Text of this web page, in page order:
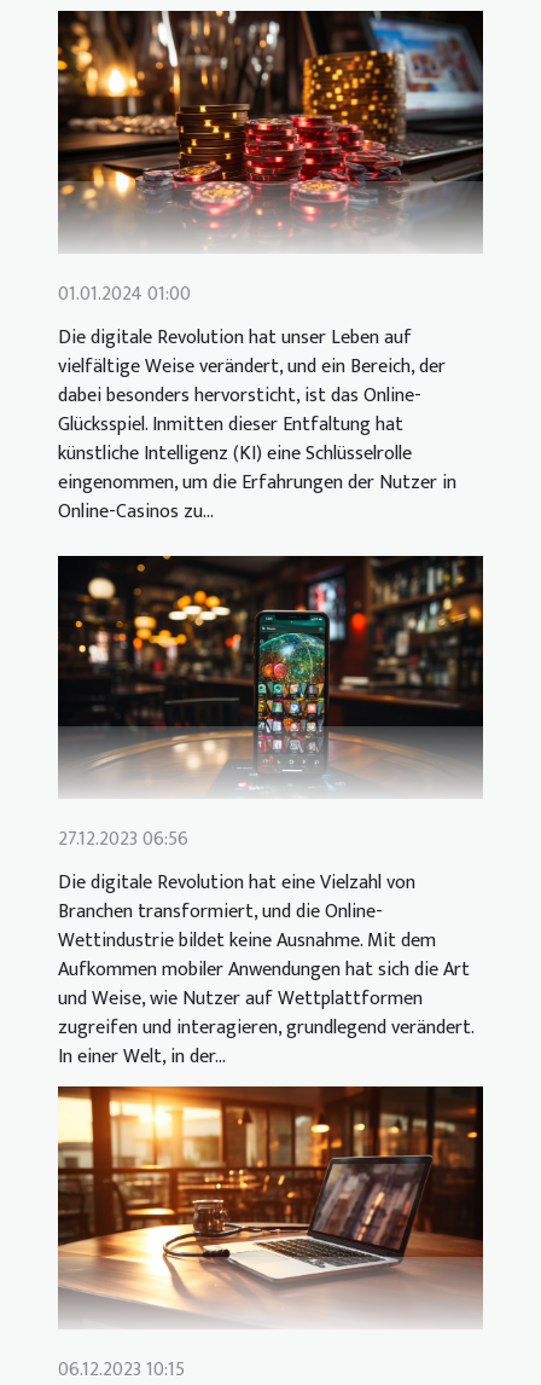
01.01.2024 01:00
Die digitale Revolution hat unser Leben auf
vielfältige Weise verändert, und ein Bereich, der
dabei besonders hervorsticht, ist das Online-
Glücksspiel. Inmitten dieser Entfaltung hat
künstliche Intelligenz (KI) eine Schlüsselrolle
eingenommen, um die Erfahrungen der Nutzer in
Online-Casinos zu...
27.12.2023 06:56
Die digitale Revolution hat eine Vielzahl von
Branchen transformiert, und die Online-
Wettindustrie bildet keine Ausnahme. Mit dem
Aufkommen mobiler Anwendungen hat sich die Art
und Weise, wie Nutzer auf Wettplattformen
zugreifen und interagieren, grundlegend verändert.
In einer Welt, in der...
06.12.2023 10:15